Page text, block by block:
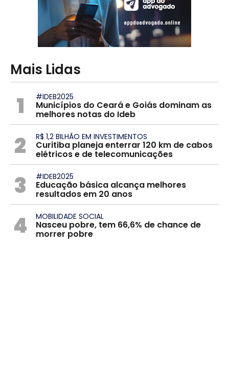
Mais Lidas
1 #IDEB2025
Municípios do Ceará e Goiás dominam as
melhores notas do Ideb
2 R$ 1,2 BILHÃO EM INVESTIMENTOS
Curitiba planeja enterrar 120 km de cabos
elétricos e de telecomunicações
3 #IDEB2025
Educação básica alcança melhores
resultados em 20 anos
4 MOBILIDADE SOCIAL
Nasceu pobre, tem 66,6% de chance de
morrer pobre